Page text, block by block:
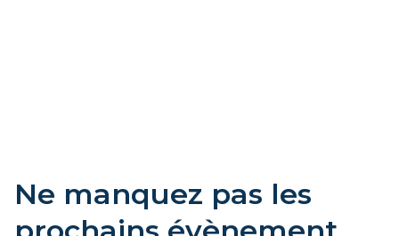
Ne manquez pas les